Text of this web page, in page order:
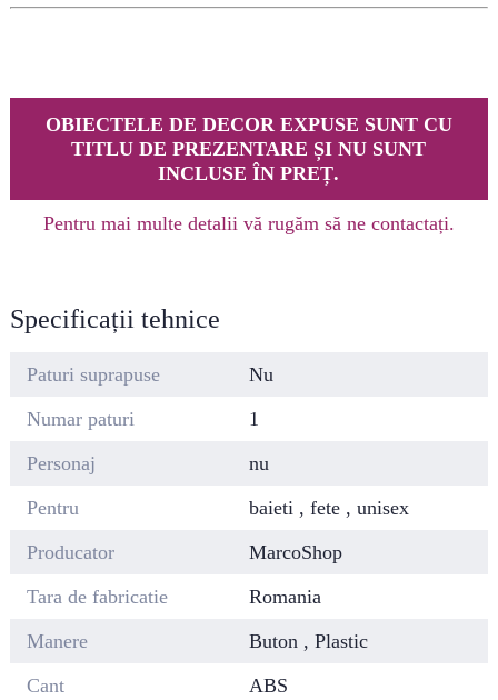
OBIECTELE DE DECOR EXPUSE SUNT CU
TITLU DE PREZENTARE ȘI NU SUNT
INCLUSE ÎN PREȚ.
Pentru mai multe detalii vă rugăm să ne contactați.
Specificații tehnice
Paturi suprapuse
Nu
Numar paturi
1
Personaj
nu
Pentru
baieti , fete , unisex
Producator
MarcoShop
Tara de fabricatie
Romania
Manere
Buton , Plastic
Cant
ABS